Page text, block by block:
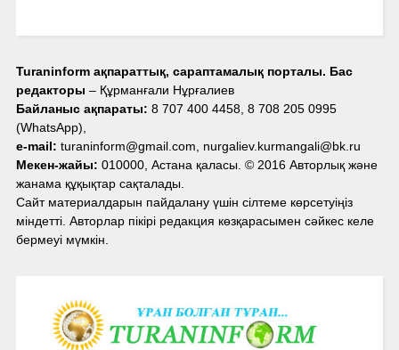
Turaninform ақпараттық, сараптамалық порталы. Бас
редакторы – Құрманғали Нұрғалиев
Байланыс ақпараты: 8 707 400 4458, 8 708 205 0995
(WhatsApp),
e-mail: turaninform@gmail.com, nurgaliev.kurmangali@bk.ru
Мекен-жайы: 010000, Астана қаласы. © 2016 Авторлық және
жанама құқықтар сақталады.
Сайт материалдарын пайдалану үшін сілтеме көрсетуіңіз
міндетті. Авторлар пікірі редакция көзқарасымен сәйкес келе
бермеуі мүмкін.